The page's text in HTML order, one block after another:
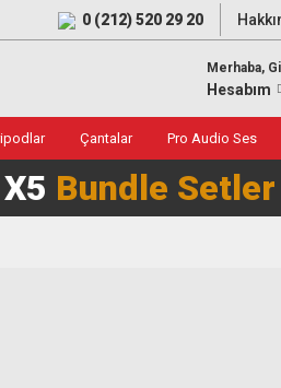
0 (212) 520 29 20
Merhaba,
Hesabım
Çantalar Pro Audio Ses
Bundle Setler